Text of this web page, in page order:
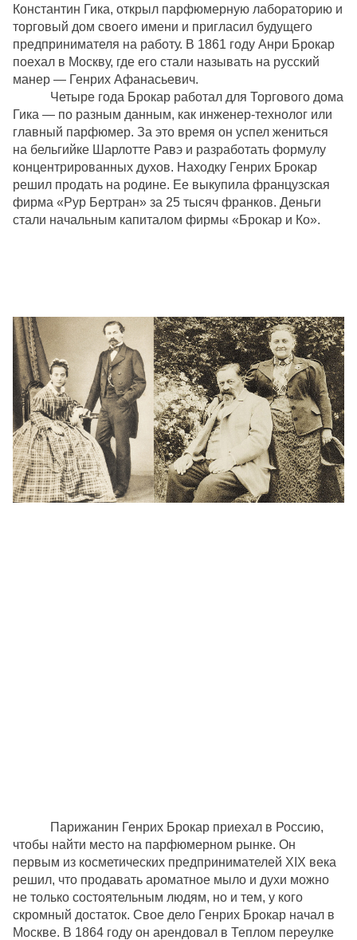
Константин Гика, открыл парфюмерную лабораторию и
торговый дом своего имени и пригласил будущего
предпринимателя на работу. В 1861 году Анри Брокар
поехал в Москву, где его стали называть на русский
манер — Генрих Афанасьевич.
Четыре года Брокар работал для Торгового дома
Гика — по разным данным, как инженер-технолог или
главный парфюмер. За это время он успел жениться
на бельгийке Шарлотте Равэ и разработать формулу
концентрированных духов. Находку Генрих Брокар
решил продать на родине. Ее выкупила французская
фирма «Рур Бертран» за 25 тысяч франков. Деньги
стали начальным капиталом фирмы «Брокар и Ко».
Парижанин Генрих Брокар приехал в Россию,
чтобы найти место на парфюмерном рынке. Он
первым из косметических предпринимателей XIX века
решил, что продавать ароматное мыло и духи можно
не только состоятельным людям, но и тем, у кого
скромный достаток. Свое дело Генрих Брокар начал в
Москве. В 1864 году он арендовал в Теплом переулке